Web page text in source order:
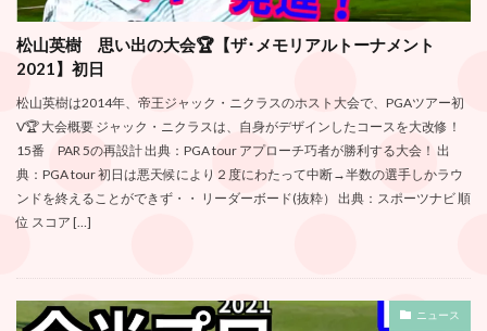
松山英樹 思い出の大会🏆【ザ･メモリアルトーナメント
2021】初日
松山英樹は2014年、帝王ジャック・ニクラスのホスト大会で、PGAツアー初
V🏆 大会概要 ジャック・ニクラスは、自身がデザインしたコースを大改修！
15番 PAR 5の再設計 出典：PGA tour アプローチ巧者が勝利する大会！ 出
典：PGA tour 初日は悪天候により２度にわたって中断→半数の選手しかラウ
ンドを終えることができず・・ リーダーボード(抜粋） 出典：スポーツナビ 順
位 スコア […]
ニュース